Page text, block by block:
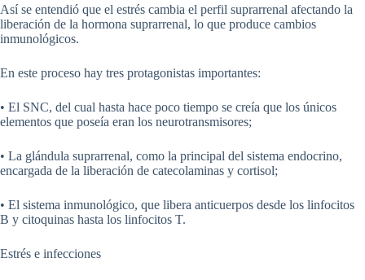
Así se entendió que el estrés cambia el perfil suprarrenal afectando la
liberación de la hormona suprarrenal, lo que produce cambios
inmunológicos.
En este proceso hay tres protagonistas importantes:
• El SNC, del cual hasta hace poco tiempo se creía que los únicos
elementos que poseía eran los neurotransmisores;
• La glándula suprarrenal, como la principal del sistema endocrino,
encargada de la liberación de catecolaminas y cortisol;
• El sistema inmunológico, que libera anticuerpos desde los linfocitos
B y citoquinas hasta los linfocitos T.
Estrés e infecciones